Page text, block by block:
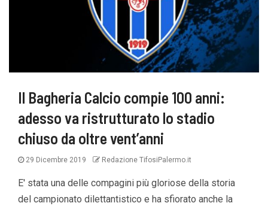
Il Bagheria Calcio compie 100 anni:
adesso va ristrutturato lo stadio
chiuso da oltre vent’anni
29 Dicembre 2019 Redazione TifosiPalermo.it
E' stata una delle compagini più gloriose della storia
del campionato dilettantistico e ha sfiorato anche la